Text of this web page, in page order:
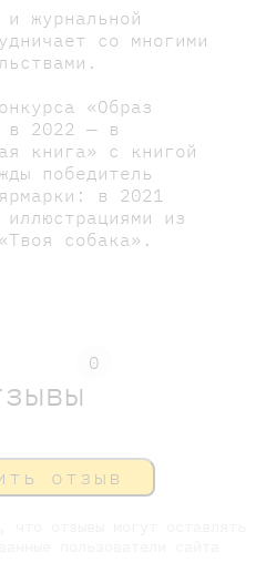
журнальной
со многими
«Образ
в 2022 — в
книга» с книгой
победитель
в 2021
из
собака».
0
отзыв